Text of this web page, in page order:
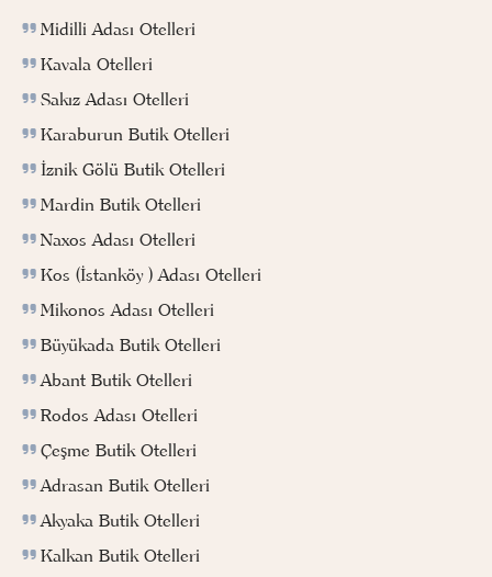
Midilli Adası Otelleri
Kavala Otelleri
Sakız Adası Otelleri
Karaburun Butik Otelleri
İznik Gölü Butik Otelleri
Mardin Butik Otelleri
Naxos Adası Otelleri
Kos (İstanköy ) Adası Otelleri
Mikonos Adası Otelleri
Büyükada Butik Otelleri
Abant Butik Otelleri
Rodos Adası Otelleri
Çeşme Butik Otelleri
Adrasan Butik Otelleri
Akyaka Butik Otelleri
Kalkan Butik Otelleri